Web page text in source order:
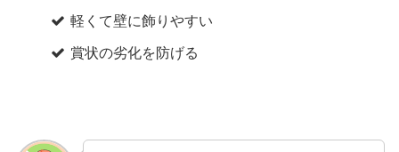
軽くて壁に飾りやすい
賞状の劣化を防げる